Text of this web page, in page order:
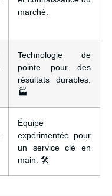
marché.
Technologie de
pointe pour des
résultats durables.
🏭
Équipe
expérimentée pour
un service clé en
main. 🛠️